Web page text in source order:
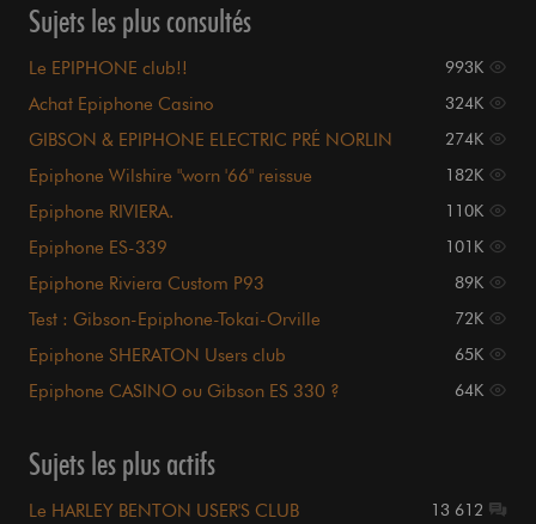
Sujets les plus consultés
Le EPIPHONE club!! 993K
Achat Epiphone Casino 324K
GIBSON & EPIPHONE ELECTRIC PRÉ NORLIN 274K
Epiphone Wilshire "worn '66" reissue 182K
Epiphone RIVIERA. 110K
Epiphone ES-339 101K
Epiphone Riviera Custom P93 89K
Test : Gibson-Epiphone-Tokai-Orville 72K
Epiphone SHERATON Users club 65K
Epiphone CASINO ou Gibson ES 330 ? 64K
Sujets les plus actifs
Le HARLEY BENTON USER'S CLUB 13 612